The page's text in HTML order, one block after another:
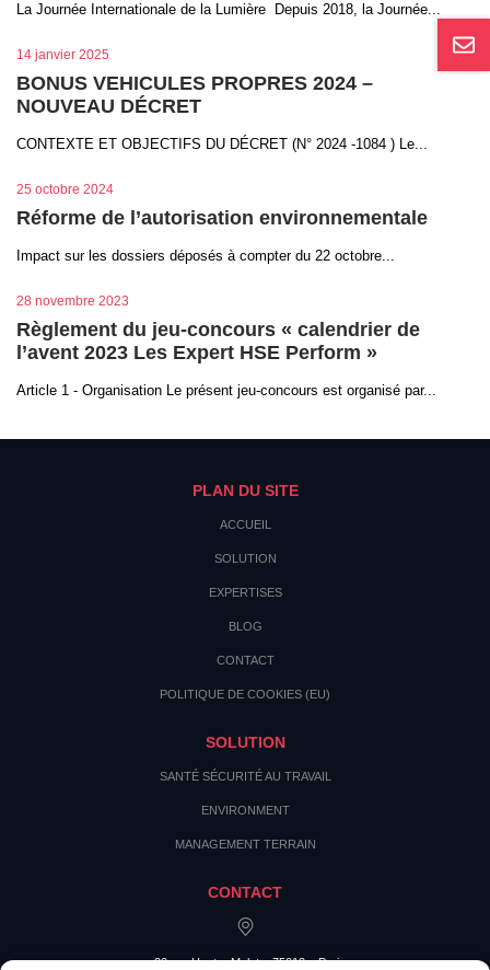
La Journée Internationale de la Lumière Depuis 2018, la Journée...
14 janvier 2025
BONUS VEHICULES PROPRES 2024 –
NOUVEAU DÉCRET
CONTEXTE ET OBJECTIFS DU DÉCRET (N° 2024 -1084 ) Le...
25 octobre 2024
Réforme de l’autorisation environnementale
Impact sur les dossiers déposés à compter du 22 octobre...
28 novembre 2023
Règlement du jeu-concours « calendrier de
l’avent 2023 Les Expert HSE Perform »
Article 1 - Organisation Le présent jeu-concours est organisé par...
PLAN DU SITE
ACCUEIL
SOLUTION
EXPERTISES
BLOG
CONTACT
POLITIQUE DE COOKIES (EU)
SOLUTION
SANTÉ SÉCURITÉ AU TRAVAIL
ENVIRONMENT
MANAGEMENT TERRAIN
CONTACT
20 rue Hector Malot – 75012 – Paris